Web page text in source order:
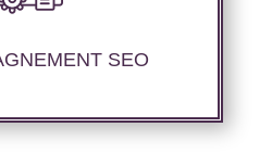
SEO
vous permettre d’étudier